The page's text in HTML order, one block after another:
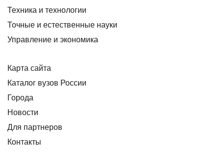
Техника и технологии
Точные и естественные науки
Управление и экономика
Карта сайта
Каталог вузов России
Города
Новости
Для партнеров
Контакты